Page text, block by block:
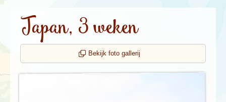
Japan, 3 weken
Bekijk foto gallerij